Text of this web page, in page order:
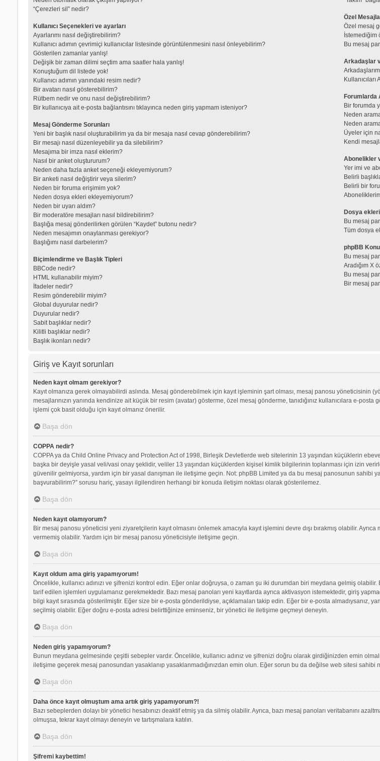
“Çerezleri sil” nedir?
Kullanıcı Seçenekleri ve ayarları
Ayarlarımı nasıl değiştirebilirim?
Kullanıcı adımın çevrimiçi kullanıcılar listesinde görüntülenmesini nasıl önleyebilirim?
Gösterilen zamanlar yanlış!
Değişik bir zaman dilimi seçtim ama saatler hala yanlış!
Konuştuğum dil listede yok!
Kullanıcı adımın yanındaki resim nedir?
Bir avatarı nasıl gösterebilirim?
Rütbem nedir ve onu nasıl değiştirebilirim?
Bir kullanıcıya ait e-posta bağlantısını tıklayınca neden giriş yapmam isteniyor?
Mesaj Gönderme Sorunları
Yeni bir başlık nasıl oluşturabilirim ya da bir mesaja nasıl cevap gönderebilirim?
Bir mesajı nasıl düzenleyebilir ya da silebilirim?
Mesajıma bir imza nasıl eklerim?
Nasıl bir anket oluştururum?
Neden daha fazla anket seçeneği ekleyemiyorum?
Bir anketi nasıl değiştirir veya silerim?
Neden bir foruma erişimim yok?
Neden dosya ekleri ekleyemiyorum?
Neden bir uyarı aldım?
Bir moderatöre mesajları nasıl bildirebilirim?
Başlığa mesaj gönderilirken görülen “Kaydet” butonu nedir?
Neden mesajımın onaylanması gerekiyor?
Başlığımı nasıl darbelerim?
Biçimlendirme ve Başlık Tipleri
BBCode nedir?
HTML kullanabilir miyim?
İfadeler nedir?
Resim gönderebilir miyim?
Global duyurular nedir?
Duyurular nedir?
Sabit başlıklar nedir?
Kilitli başlıklar nedir?
Başlık ikonları nedir?
Özel
Özel mesaj
İstemediğim
Bu mesaj
Arkadaşlar
Forumlarda
Bir forumda
Neden
Neden
Üyeler için
Kendi
Abonelikler
Yer imi ve
Belirli
Belirli bir
Dosya ekleri
Bu mesaj
Tüm dosya
phpBB
Bu mesaj
Aradığım X
Bu mesaj
Bir mesaj
Giriş ve Kayıt sorunları
Neden kayıt olmam gerekiyor?
Kayıt olmanıza gerek olmayabilirdi aslında. Mesaj gönderebilmek için kayıt işleminin şart olması, mesaj panosu yöneticisinin
mesajlarınızın yanında kendinize ait küçük bir resim (avatar) gösterme, özel mesaj gönderme, tanıdığınız kullanıcılara e-
işlemi çok basit olduğu için kayıt olmanız önerilir.
Başa dön
COPPA nedir?
COPPA ya da Child Online Privacy and Protection Act of 1998, Birleşik Devletlerde web sitelerinin 13 yaşından küçüklerin
başka bir deyişle yasal veli/vasi onay şeklidir, veliler 13 yaşından küçüklerden kişisel kimlik bilgilerinin toplanması için izin
güvenilir gelmiyorsa, yardım için bir yasal danışman ile iletişime geçin. Not: phpBB Limited ya da bu mesaj panosunun
başvurabilirim?” sorusu hariç, yasayı ilgilendiren herhangi bir konuda iletişim noktası olarak gösterilemez.
Başa dön
Neden kayıt olamıyorum?
Bir mesaj panosu yöneticisi yeni ziyaretçilerin kayıt olmasını önlemek amacıyla kayıt işlemini devre dışı bırakmış olabilir.
vermemiş olabilir. Yardım için bir mesaj panosu yöneticisiyle iletişime geçin.
Başa dön
Kayıt oldum ama giriş yapamıyorum!
Öncelikle, kullanıcı adınızı ve şifrenizi kontrol edin. Eğer onlar doğruysa, o zaman şu iki durumdan biri meydana gelmiş
tarif edilen işlemleri uygulamanız gerekmektedir. Bazı mesaj panoları yeni kayıtlarda ayrıca aktivasyon istemektedir, giriş
bilgi kayıt sırasında gösterilmiştir. Eğer size bir e-posta gönderildiyse, açıklamaları takip edin. Eğer bir e-posta
seçilmiş olabilir. Eğer doğru e-posta adresi belirttiğinize eminseniz, bir yönetici ile iletişime geçmeyi deneyin.
Başa dön
Neden giriş yapamıyorum?
Bunun meydana gelmesinde çeşitli sebepler vardır. Öncelikle, kullanıcı adınız ve şifrenizi doğru olarak girdiğinizden emin
iletişime geçerek mesaj panosundan yasaklanıp yasaklanmadığınızdan emin olun. Eğer sorun bu da değilse web sitesi
Başa dön
Daha önce kayıt olmuştum ama artık giriş yapamıyorum?!
Bazı sebeplerden dolayı bir yönetici hesabınızı deaktif etmiş ya da silmiş olabilir. Ayrıca, bazı mesaj panoları veritabanını
olmuşsa, tekrar kayıt olmayı deneyin ve tartışmalara katılın.
Başa dön
Şifremi kaybettim!